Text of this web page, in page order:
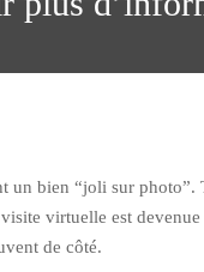
un bien “joli sur
virtuelle est
de côté.